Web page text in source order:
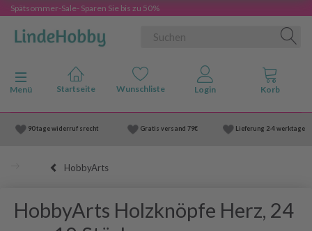
Spätsommer-Sale- Sparen Sie bis zu 50%
Anzeige ändern
Menü
90 tage widerruf srecht Gratis versand 79€ Lieferung 2-4 werktage
HobbyArts
HobbyArts Holzknöpfe Herz, 24